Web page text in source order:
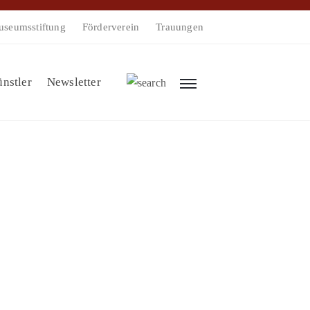
Förderverein Trauungen
Newsletter